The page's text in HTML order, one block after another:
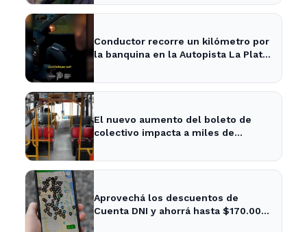
Conductor recorre un kilómetro por
la banquina en la Autopista La Plata-
El nuevo aumento del boleto de
colectivo impacta a miles de
Aprovechá los descuentos de
Cuenta DNI y ahorrá hasta $170.000